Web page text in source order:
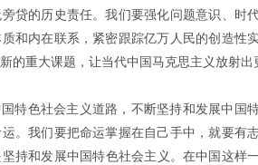
贷的历史责任。我们要强化问题意识、时
和内在联系，紧密跟踪亿万人民的创造性
的重大课题，让当代中国马克思主义放射
特色社会主义道路，不断坚持和发展中国
。我们要把命运掌握在自己手中，就要有
持和发展中国特色社会主义。在中国这样